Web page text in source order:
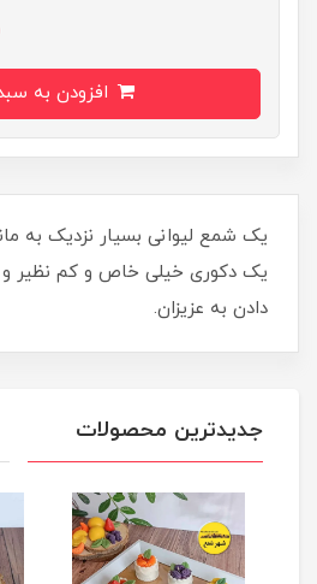
یک شمع لیوانی بسیار نزدیک به
یک دکوری خیلی خاص و کم نظیر و
دادن به عزیزان.
جدیدترین محصولات